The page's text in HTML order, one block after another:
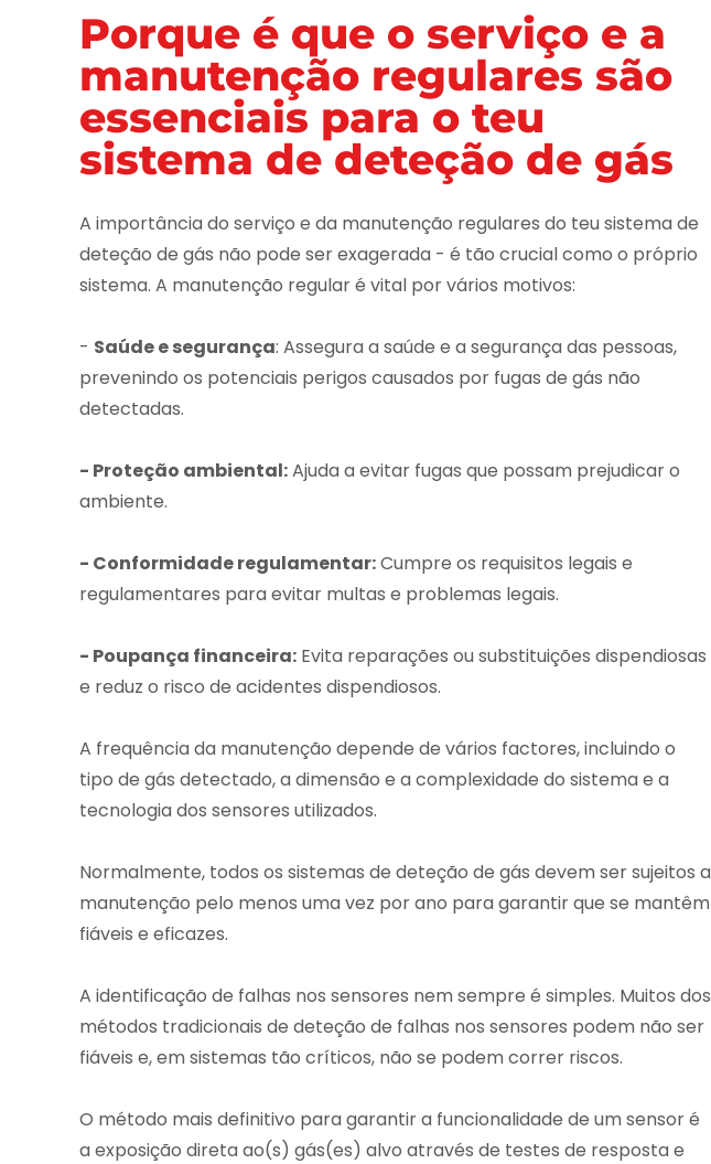
Porque é que o serviço e a
manutenção regulares são
essenciais para o teu
sistema de deteção de gás
A importância do serviço e da manutenção regulares do teu sistema de
deteção de gás não pode ser exagerada - é tão crucial como o próprio
sistema. A manutenção regular é vital por vários motivos:
- Saúde e segurança: Assegura a saúde e a segurança das pessoas,
prevenindo os potenciais perigos causados por fugas de gás não
detectadas.
- Proteção ambiental:Ajuda a evitar fugas que possam prejudicar o
ambiente.
- Conformidade regulamentar:Cumpre os requisitos legais e
regulamentares para evitar multas e problemas legais.
- Poupança financeira: Evita reparações ou substituições dispendiosas
e reduz o risco de acidentes dispendiosos.
A frequência da manutenção depende de vários factores, incluindo o
tipo de gás detectado, a dimensão e a complexidade do sistema e a
tecnologia dos sensores utilizados.
Normalmente, todos os sistemas de deteção de gás devem ser sujeitos a
manutenção pelo menos uma vez por ano para garantir que se mantêm
fiáveis e eficazes.
A identificação de falhas nos sensores nem sempre é simples. Muitos dos
métodos tradicionais de deteção de falhas nos sensores podem não ser
fiáveis e, em sistemas tão críticos, não se podem correr riscos.
O método mais definitivo para garantir a funcionalidade de um sensor é
a exposição direta ao(s) gás(es) alvo através de testes de resposta e